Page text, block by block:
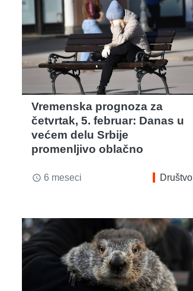
Vremenska prognoza za
četvrtak, 5. februar: Danas u
većem delu Srbije
promenljivo oblačno
access_time 6 meseci Društvo